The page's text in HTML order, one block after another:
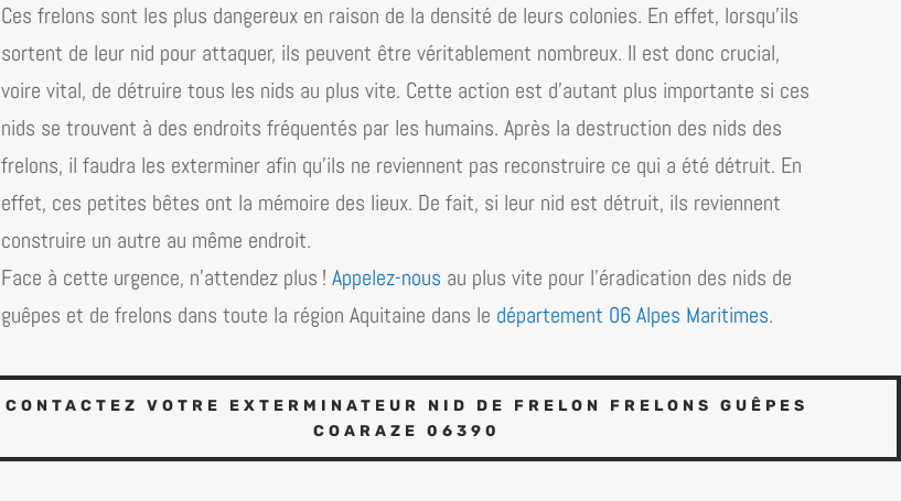
Ces frelons sont les plus dangereux en raison de la densité de leurs colonies. En effet, lorsqu’ils
sortent de leur nid pour attaquer, ils peuvent être véritablement nombreux. Il est donc crucial,
voire vital, de détruire tous les nids au plus vite. Cette action est d’autant plus importante si ces
nids se trouvent à des endroits fréquentés par les humains. Après la destruction des nids des
frelons, il faudra les exterminer afin qu’ils ne reviennent pas reconstruire ce qui a été détruit. En
effet, ces petites bêtes ont la mémoire des lieux. De fait, si leur nid est détruit, ils reviennent
construire un autre au même endroit.
Face à cette urgence, n’attendez plus ! Appelez-nous au plus vite pour l’éradication des nids de
guêpes et de frelons dans toute la région Aquitaine dans le département 06 Alpes Maritimes.
CONTACTEZ VOTRE EXTERMINATEUR NID DE FRELON FRELONS GUÊPES
COARAZE 06390